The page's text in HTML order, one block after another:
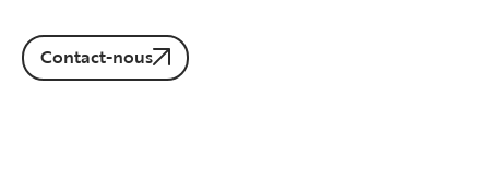
Contact-nous